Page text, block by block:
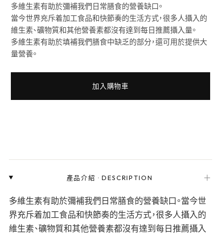
多維生素有助於彌補我們日常膳食的營養缺口。
當今世界充斥着加工食品和快節奏的生活方式，很多人攝入的
維生素、礦物質和其他營養素都沒有達到每日推薦攝入量。
多維生素有助於填補我們膳食中缺乏的部分，還可用於提供大
量營養。
加入購物車
產品介紹 ·DESCRIPTION ＋
多維生素有助於彌補我們日常膳食的營養缺口。當今世
界充斥着加工食品和快節奏的生活方式，很多人攝入的
維生素、礦物質和其他營養素都沒有達到每日推薦攝入